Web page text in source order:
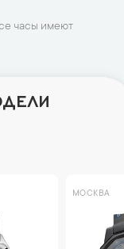
часы имеют
МОСКВА